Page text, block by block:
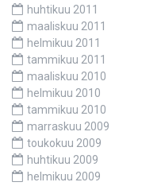
huhtikuu 2011
maaliskuu 2011
helmikuu 2011
tammikuu 2011
maaliskuu 2010
helmikuu 2010
tammikuu 2010
marraskuu 2009
toukokuu 2009
huhtikuu 2009
helmikuu 2009